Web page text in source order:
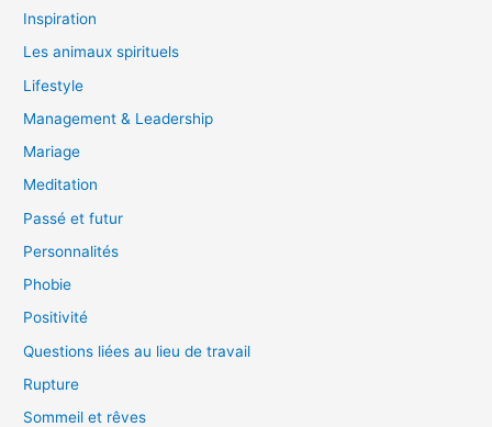
Inspiration
Les animaux spirituels
Lifestyle
Management & Leadership
Mariage
Meditation
Passé et futur
Personnalités
Phobie
Positivité
Questions liées au lieu de travail
Rupture
Sommeil et rêves